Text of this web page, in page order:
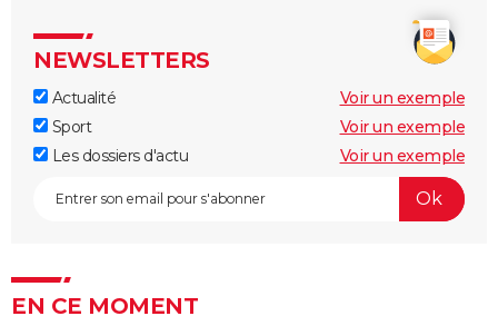
NEWSLETTERS
Actualité
Voir un exemple
Sport
Voir un exemple
Les dossiers d'actu
Voir un exemple
EN CE MOMENT